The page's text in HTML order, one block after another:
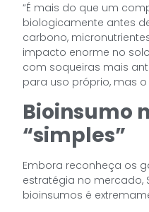
“É mais do que um
biologicamente antes
carbono,
impacto enorme no
com soqueiras mais
para uso próprio, mas
Bioinsumo
“simples”
Embora reconheça os
estratégia no mercado,
bioinsumos é